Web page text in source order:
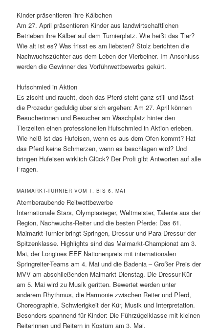
Kinder präsentieren ihre Kälbchen
Am 27. April präsentieren Kinder aus landwirtschaftlichen
Betrieben ihre Kälber auf dem Turnierplatz. Wie heißt das Tier?
Wie alt ist es? Was frisst es am liebsten? Stolz berichten die
Nachwuchszüchter aus dem Leben der Vierbeiner. Im Anschluss
werden die Gewinner des Vorführwettbewerbs gekürt.
Hufschmied in Aktion
Es zischt und raucht, doch das Pferd steht ganz still und lässt
die Prozedur geduldig über sich ergehen: Am 27. April können
Besucherinnen und Besucher am Waschplatz hinter den
Tierzelten einen professionellen Hufschmied in Aktion erleben.
Wie heiß ist das Hufeisen, wenn es aus dem Ofen kommt? Hat
das Pferd keine Schmerzen, wenn es beschlagen wird? Und
bringen Hufeisen wirklich Glück? Der Profi gibt Antworten auf alle
Fragen.
MAIMARKT-TURNIER VOM 1. BIS 6. MAI
Atemberaubende Reitwettbewerbe
Internationale Stars, Olympiasieger, Weltmeister, Talente aus der
Region, Nachwuchs-Reiter und die besten Pferde: Das 61.
Maimarkt-Turnier bringt Springen, Dressur und Para-Dressur der
Spitzenklasse. Highlights sind das Maimarkt-Championat am 3.
Mai, der Longines EEF Nationenpreis mit internationalen
Springreiter-Teams am 4. Mai und die Badenia – Großer Preis der
MVV am abschließenden Maimarkt-Dienstag. Die Dressur-Kür
am 5. Mai wird zu Musik geritten. Bewertet werden unter
anderem Rhythmus, die Harmonie zwischen Reiter und Pferd,
Choreographie, Schwierigkeit der Kür, Musik und Interpretation.
Besonders spannend für Kinder: Die Führzügelklasse mit kleinen
Reiterinnen und Reitern in Kostüm am 3. Mai.